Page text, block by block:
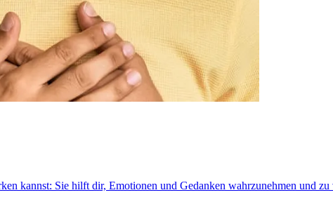
kannst: Sie hilft dir, Emotionen und Gedanken wahrzunehmen und zu